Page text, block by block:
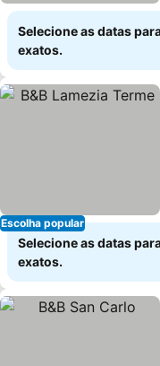
Selecione as datas
exatos.
Escolha popular
Selecione as datas
exatos.